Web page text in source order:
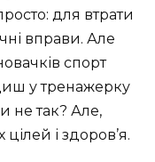
для втрати
вправи. Але
спорт
у тренажерку
не так? Але,
і здоров’я.